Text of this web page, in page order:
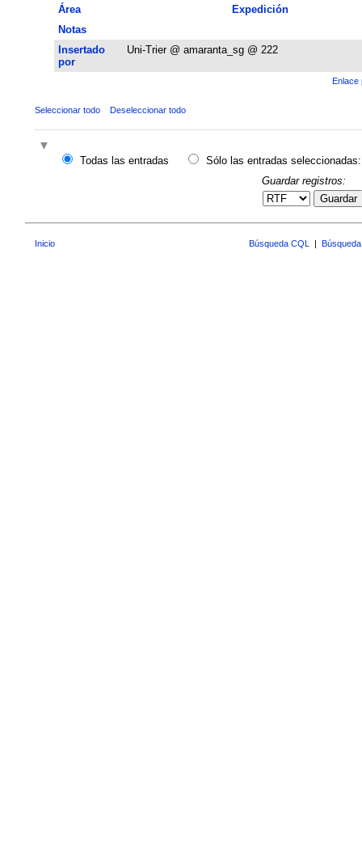
Área
Expedición
Notas
Insertado
por
Uni-Trier @ amaranta_sg @ 222
Enlace
Seleccionar todo Deseleccionar todo
Todas las entradas
Sólo las entradas seleccionadas:
Guardar registros:
Guardar
Inicio Búsqueda CQL